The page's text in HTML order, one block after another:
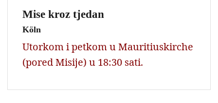
Mise kroz tjedan
Köln
Utorkom i petkom u Mauritiuskirche
(pored Misije) u 18:30 sati.